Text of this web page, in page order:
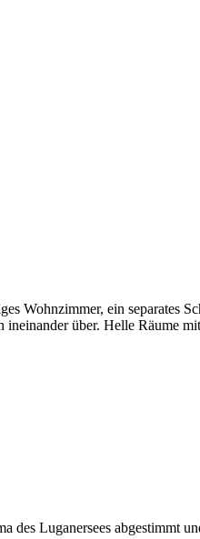
Wohnzimmer, ein separates
ineinander über. Helle Räume
Luganersees abgestimmt